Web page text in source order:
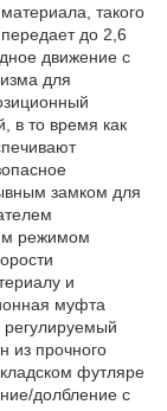
такого
до 2,6
движение с
для
в то время как
замком для
режимом
и
муфта
регулируемый
из прочного
футляре
долбление с